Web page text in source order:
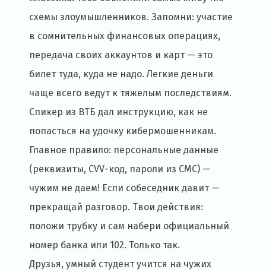
схемы злоумышленников. Запомни: участие
в сомнительных финансовых операциях,
передача своих аккаунтов и карт — это
билет туда, куда не надо. Легкие деньги
чаще всего ведут к тяжелым последствиям.
Спикер из ВТБ дал инструкцию, как не
попасться на удочку кибермошенникам.
Главное правило: персональные данные
(реквизиты, CVV-код, пароли из СМС) —
чужим не даем! Если собеседник давит —
прекращай разговор. Твои действия:
положи трубку и сам набери официальный
номер банка или 102. Только так.
Друзья, умный студент учится на чужих